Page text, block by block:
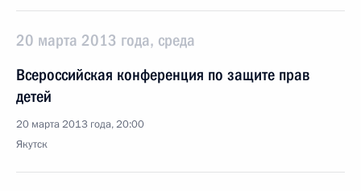
20 марта 2013 года, среда
Всероссийская конференция по защите прав
детей
20 марта 2013 года, 20:00
Якутск